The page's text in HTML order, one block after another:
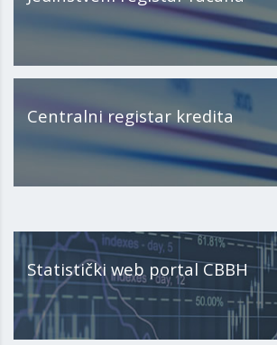
Centralni registar kredita
Statistički web portal CBBH